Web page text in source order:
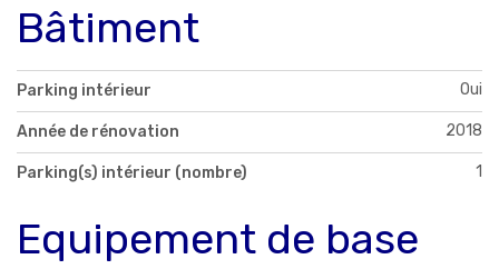
Bâtiment
Parking intérieur Oui
Année de rénovation 2018
Parking(s) intérieur (nombre) 1
Equipement de base